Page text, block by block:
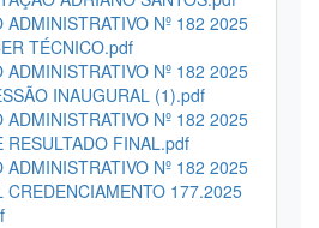
ADMINISTRATIVO Nº 182 2025
TÉCNICO.pdf
ADMINISTRATIVO Nº 182 2025
INAUGURAL (1).pdf
ADMINISTRATIVO Nº 182 2025
RESULTADO FINAL.pdf
ADMINISTRATIVO Nº 182 2025
CREDENCIAMENTO 177.2025